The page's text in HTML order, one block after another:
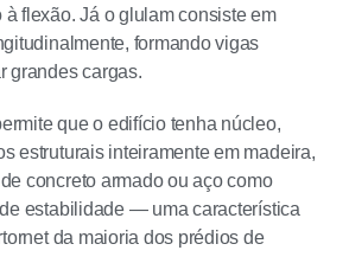
flexão. Já o glulam consiste em
formando vigas
grandes cargas.
que o edifício tenha núcleo,
estruturais inteiramente em madeira,
concreto armado ou aço como
estabilidade — uma característica
da maioria dos prédios de